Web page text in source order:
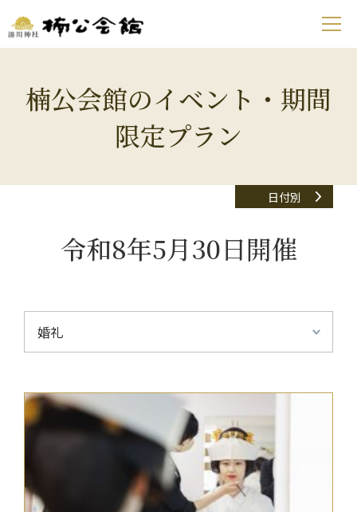
楠公会館のイベント・期間
限定プラン
日付別
令和8年5月30日開催